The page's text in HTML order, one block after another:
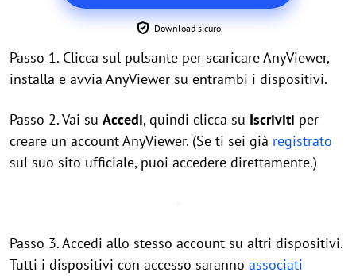
Download sicuro
Passo 1. Clicca sul pulsante per scaricare AnyViewer,
installa e avvia AnyViewer su entrambi i dispositivi.
Passo 2. Vai su Accedi, quindi clicca su Iscriviti per
creare un account AnyViewer. (Se ti sei già registrato
sul suo sito ufficiale, puoi accedere direttamente.)
Passo 3. Accedi allo stesso account su altri dispositivi.
Tutti i dispositivi con accesso saranno associati